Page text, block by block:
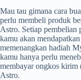
Mau tau gimana cara
perlu membeli produk
Astro. Setiap pembelian
kamu akan
memenangkan hadiah
kamu hanya perlu
membayar ongkos
Astro.